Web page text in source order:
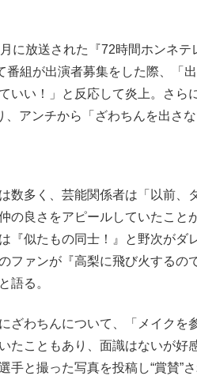
に放送された『72時間ホンネテ
組が出演者募集をした際、「
いい！」と反応して炎上。さら
、アンチから「ざわちんを出さ
数多く、芸能関係者は「以前、
の良さをアピールしていたこと
『似たもの同士！』と野次がダ
ファンが『高梨に飛び火するの
語る。
ざわちんについて、「メイクを
たこともあり、面識はないが好
手と撮った写真を投稿し“賞賛”